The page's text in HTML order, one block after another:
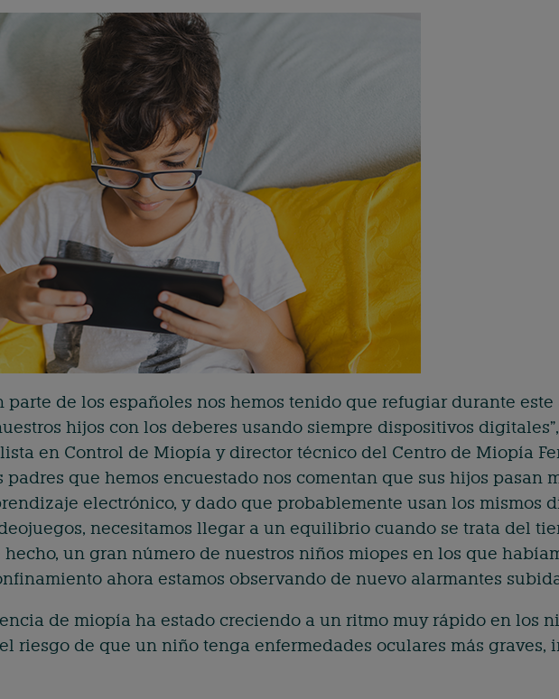
parte de los españoles nos hemos tenido que refugiar durante este
hijos con los deberes usando siempre dispositivos
en Control de Miopía y director técnico del Centro de Miopía
padres que hemos encuestado nos comentan que sus hijos pasan
electrónico, y dado que probablemente usan los mismos
necesitamos llegar a un equilibrio cuando se trata del
un gran número de nuestros niños miopes en los que
ahora estamos observando de nuevo alarmantes
de miopía ha estado creciendo a un ritmo muy rápido en los
riesgo de que un niño tenga enfermedades oculares más graves,